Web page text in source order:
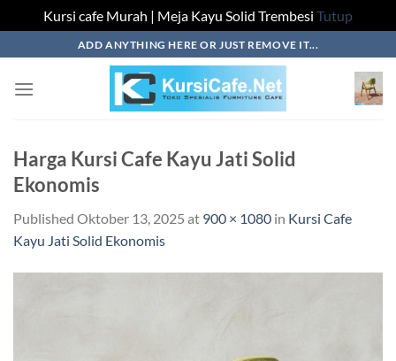
Kursi cafe Murah | Meja Kayu Solid Trembesi Tutup
to
content
ADD ANYTHING HERE OR JUST REMOVE IT...
Harga Kursi Cafe Kayu Jati Solid
Ekonomis
Published Oktober 13, 2025 at 900 × 1080 in Kursi Cafe
Kayu Jati Solid Ekonomis